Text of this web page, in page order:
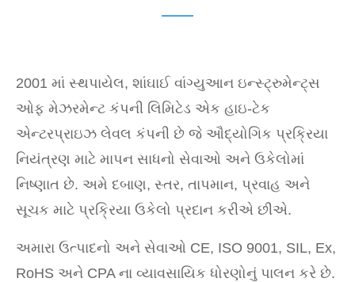
2001 માં સ્થપાયેલ, શાંઘાઈ વાંગ્યુઆન ઇન્સ્ટ્રુમેન્ટ્સ
ઓફ મેઝરમેન્ટ કંપની લિમિટેડ એક હાઇ-ટેક
એન્ટરપ્રાઇઝ લેવલ કંપની છે જે ઔદ્યોગિક પ્રક્રિયા
નિયંત્રણ માટે માપન સાધનો સેવાઓ અને ઉકેલોમાં
નિષ્ણાત છે. અમે દબાણ, સ્તર, તાપમાન, પ્રવાહ અને
સૂચક માટે પ્રક્રિયા ઉકેલો પ્રદાન કરીએ છીએ.
અમારા ઉત્પાદનો અને સેવાઓ CE, ISO 9001, SIL, Ex,
RoHS અને CPA ના વ્યાવસાયિક ધોરણોનું પાલન કરે છે.